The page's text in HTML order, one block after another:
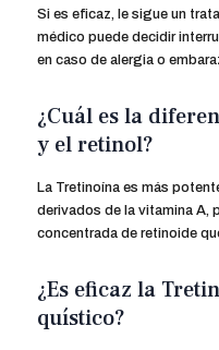
Si es eficaz, le sigue un
médico puede decidir
en caso de alergia o
¿Cuál es la
y el retinol?
La Tretinoína es más
derivados de la vitamina A,
concentrada de retinoide
¿Es eficaz la
quístico?